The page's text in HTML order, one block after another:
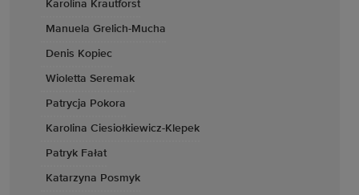
Karolina Krautforst
Manuela Grelich-Mucha
Denis Kopiec
Wioletta Seremak
Patrycja Pokora
Karolina Ciesiołkiewicz-Klepek
Patryk Fałat
Katarzyna Posmyk